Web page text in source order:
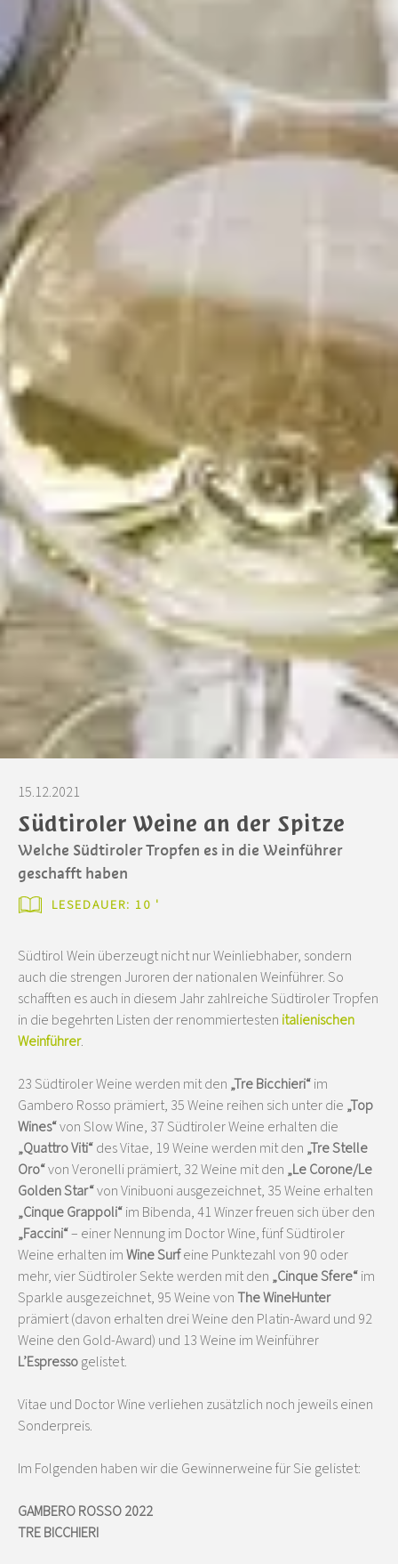
15.12.2021
Südtiroler Weine an der Spitze
Welche Südtiroler Tropfen es in die Weinführer
geschafft haben
LESEDAUER: 10 '
Südtirol Wein überzeugt nicht nur Weinliebhaber, sondern
auch die strengen Juroren der nationalen Weinführer. So
schafften es auch in diesem Jahr zahlreiche Südtiroler Tropfen
in die begehrten Listen der renommiertesten italienischen
Weinführer.
23 Südtiroler Weine werden mit den „Tre Bicchieri“im
Gambero Rosso prämiert, 35 Weine reihen sich unter die „Top
Wines“von Slow Wine, 37 Südtiroler Weine erhalten die
„Quattro Viti“des Vitae, 19 Weine werden mit den „Tre Stelle
Oro“von Veronelli prämiert, 32 Weine mit den „Le Corone/Le
Golden Star“von Vinibuoni ausgezeichnet, 35 Weine erhalten
„Cinque Grappoli“im Bibenda, 41 Winzer freuen sich über den
„Faccini“– einer Nennung im Doctor Wine, fünf Südtiroler
Weine erhalten imWine Surfeine Punktezahl von 90 oder
mehr, vier Südtiroler Sekte werden mit den „Cinque Sfere“im
Sparkle ausgezeichnet, 95 Weine vonThe WineHunter
prämiert (davon erhalten drei Weine den Platin-Award und 92
Weine den Gold-Award) und 13 Weine im Weinführer
L’Espressogelistet.
Vitae und Doctor Wine verliehen zusätzlich noch jeweils einen
Sonderpreis.
Im Folgenden haben wir die Gewinnerweine für Sie gelistet:
GAMBERO ROSSO 2022
TRE BICCHIERI